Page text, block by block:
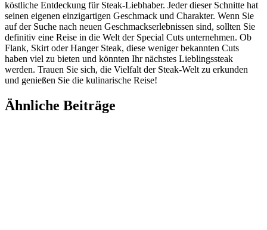
köstliche Entdeckung für Steak-Liebhaber. Jeder dieser Schnitte hat
seinen eigenen einzigartigen Geschmack und Charakter. Wenn Sie
auf der Suche nach neuen Geschmackserlebnissen sind, sollten Sie
definitiv eine Reise in die Welt der Special Cuts unternehmen. Ob
Flank, Skirt oder Hanger Steak, diese weniger bekannten Cuts
haben viel zu bieten und könnten Ihr nächstes Lieblingssteak
werden. Trauen Sie sich, die Vielfalt der Steak-Welt zu erkunden
und genießen Sie die kulinarische Reise!
Ähnliche Beiträge